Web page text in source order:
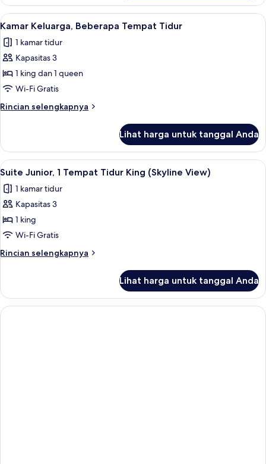
Marina
Bay
View)
Klub,
2
Tidur
Twin
Marina
Bay
Lihat
semua
foto
untuk
Kamar
Keluarga,
Beberapa
Tempat
Kamar Keluarga, Beberapa Tempat
2
Kamar Keluarga, Beberapa Tempat Tidur
1 kamar tidur
Kapasitas 3
1 king dan 1 queen
Wi-Fi Gratis
Rincian selengkapnya
Rincian
Kamar
Keluarga,
Beberapa
Tidur
Lihat harga untuk tanggal Anda
Lihat
semua
foto
untuk
Suite
Junior,
1
Tempat
King
(Skyline
View)
Suite Junior, 1 Tempat Tidur King
2
Suite Junior, 1 Tempat Tidur King (Skyline View)
1 kamar tidur
Kapasitas 3
1 king
Wi-Fi Gratis
Rincian selengkapnya
Rincian
Suite
Junior,
1
Lihat harga untuk tanggal Anda